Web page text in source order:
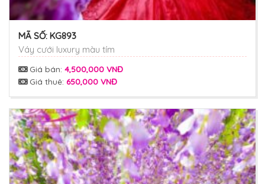
MÃ SỐ: KG893
Váy cưới luxury màu tím
Giá bán: 4,500,000 VNĐ
Giá thuê: 650,000 VNĐ